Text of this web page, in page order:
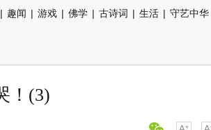
| 趣闻 | 游戏 | 佛学 | 古诗词 | 生活 | 守艺中华
！(3)